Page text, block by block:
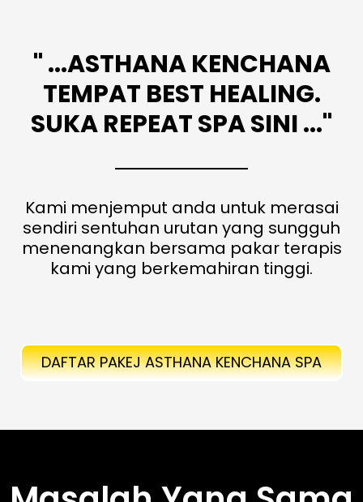
" ...ASTHANA KENCHANA
TEMPAT BEST HEALING.
SUKA REPEAT SPA SINI ..."
Kami menjemput anda untuk merasai
sendiri sentuhan urutan yang sungguh
menenangkan bersama pakar terapis
kami yang berkemahiran tinggi.
DAFTAR PAKEJ ASTHANA KENCHANA SPA